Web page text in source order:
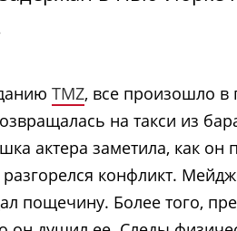
TMZ, все произошло
на такси из
актера заметила, как он
конфликт.
пощечину. Более того,